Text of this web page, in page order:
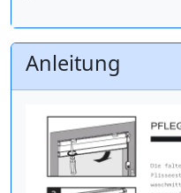
Anleitung